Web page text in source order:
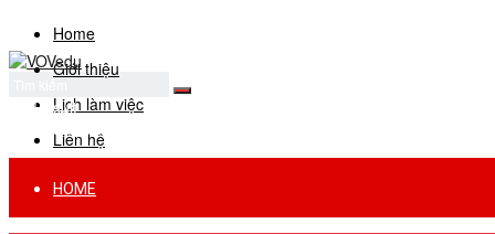
Home
Giới thiệu
Lịch làm việc
Liên hệ
No Result
View All Result
HOME